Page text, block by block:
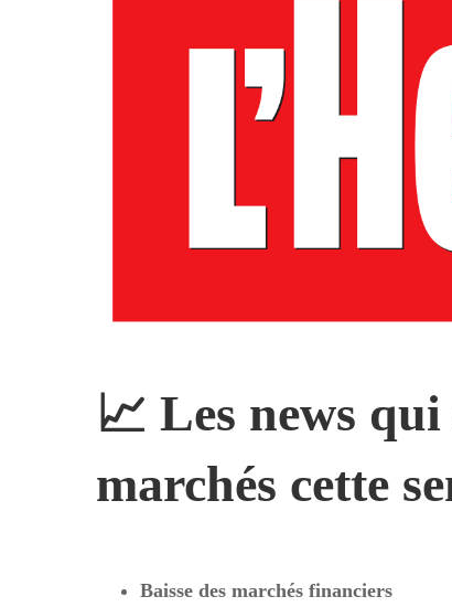
📈 Les news
marchés cette
Baisse des marchés financiers